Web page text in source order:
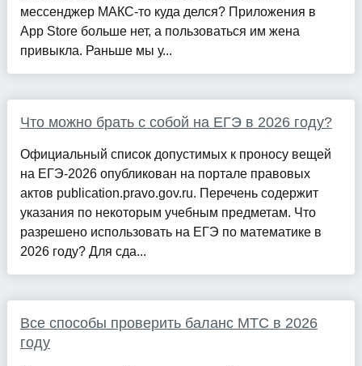
мессенджер МАКС-то куда делся? Приложения в
App Store больше нет, а пользоваться им жена
привыкла. Раньше мы у...
Что можно брать с собой на ЕГЭ в 2026 году?
Официальный список допустимых к проносу вещей
на ЕГЭ-2026 опубликован на портале правовых
актов publication.pravo.gov.ru. Перечень содержит
указания по некоторым учебным предметам. Что
разрешено использовать на ЕГЭ по математике в
2026 году? Для сда...
Все способы проверить баланс МТС в 2026
году